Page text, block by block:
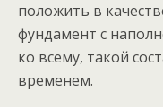
положить в
фундамент с
ко всему, такой
временем.